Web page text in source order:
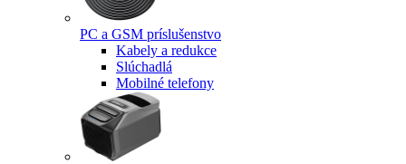
PC a GSM príslušenstvo
Kabely a redukce
Slúchadlá
Mobilné telefony